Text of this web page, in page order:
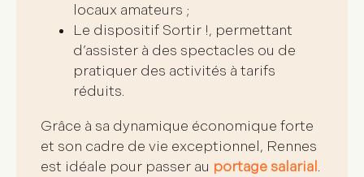
locaux amateurs ;
Le dispositif Sortir !, permettant
d’assister à des spectacles ou de
pratiquer des activités à tarifs
réduits.
Grâce à sa dynamique économique forte
et son cadre de vie exceptionnel, Rennes
est idéale pour passer au portage salarial.